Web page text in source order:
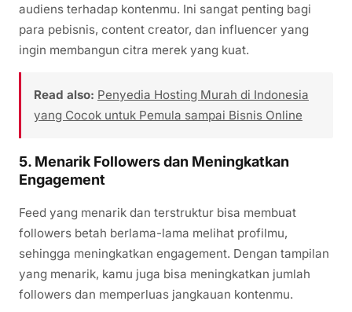
audiens terhadap kontenmu. Ini sangat penting bagi
para pebisnis, content creator, dan influencer yang
ingin membangun citra merek yang kuat.
Read also: Penyedia Hosting Murah di Indonesia
yang Cocok untuk Pemula sampai Bisnis Online
5. Menarik Followers dan Meningkatkan
Engagement
Feed yang menarik dan terstruktur bisa membuat
followers betah berlama-lama melihat profilmu,
sehingga meningkatkan engagement. Dengan tampilan
yang menarik, kamu juga bisa meningkatkan jumlah
followers dan memperluas jangkauan kontenmu.